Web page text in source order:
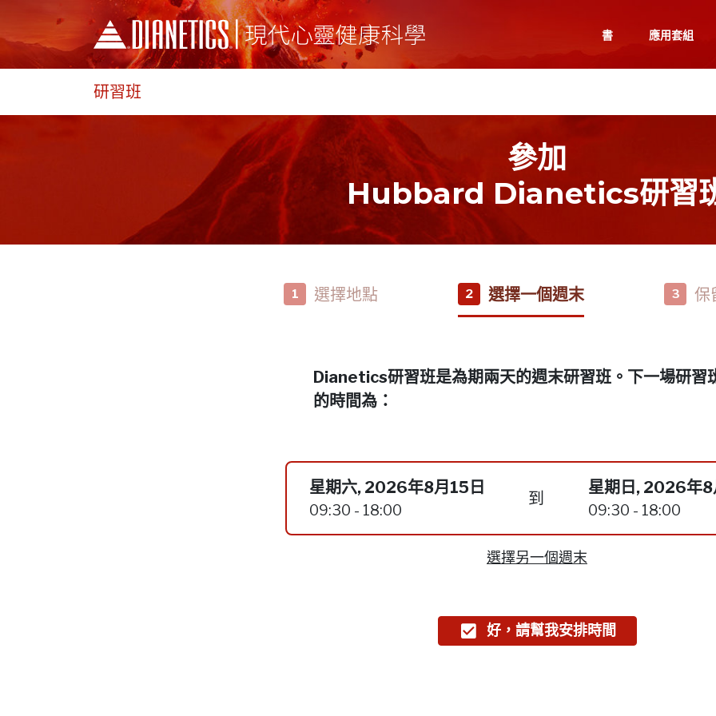
書 應用套組
研習班
參加
Hubbard Dianetics研習
1 選擇地點 2 選擇一個週末 3 保
Dianetics研習班是為期兩天的週末研習班。下一場研習
的時間為：
星期六, 2026年8月15日
09:30 - 18:00
到
星期日, 2026年8
09:30 - 18:00
選擇另一個週末
好，請幫我安排時間